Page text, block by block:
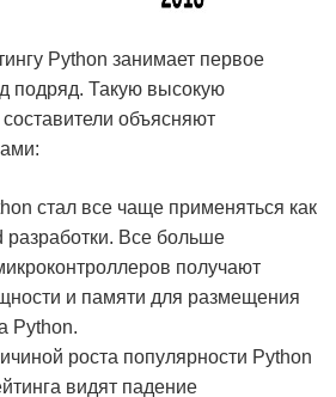
Python занимает первое
подряд. Такую высокую
объясняют
стал все чаще применяться как
разработки. Все больше
получают
и памяти для размещения
Python.
роста популярности Python
видят падение